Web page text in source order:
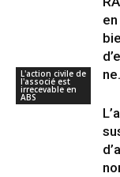
L'action civile de
l'associé est
irrecevable en
ABS